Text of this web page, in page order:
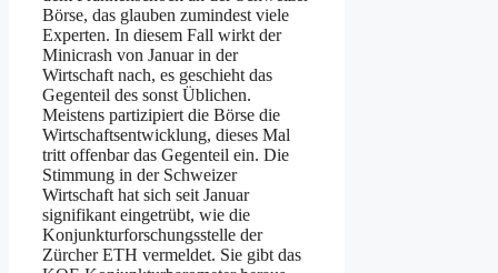
Börse, das glauben zumindest viele
Experten. In diesem Fall wirkt der
Minicrash von Januar in der
Wirtschaft nach, es geschieht das
Gegenteil des sonst Üblichen.
Meistens partizipiert die Börse die
Wirtschaftsentwicklung, dieses Mal
tritt offenbar das Gegenteil ein. Die
Stimmung in der Schweizer
Wirtschaft hat sich seit Januar
signifikant eingetrübt, wie die
Konjunkturforschungsstelle der
Zürcher ETH vermeldet. Sie gibt das